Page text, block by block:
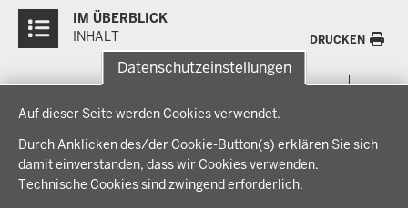
Datenschutzeinstellungen
Auf dieser Seite werden Cookies verwendet.
Durch Anklicken des/der Cookie-Button(s) erklären Sie sich
damit einverstanden, dass wir Cookies verwenden.
Technische Cookies sind zwingend erforderlich.
Inhalte
IM ÜBERBLICK
INHALT
DRUCKEN
Menü
der
Fußzeile
THEMEN
Bauen, Planen und Verkehr
Bildung, Schule und Sport
IM FOKUS
Energiewende AG
BEZIRKSREGIERUNG